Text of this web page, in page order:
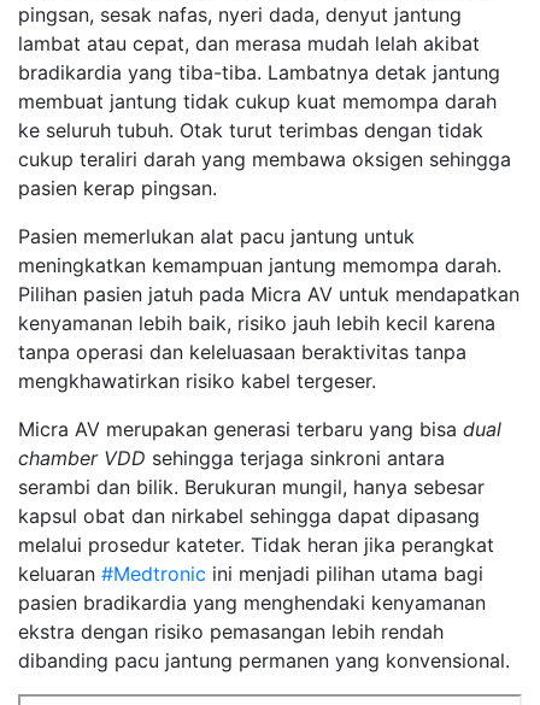
pingsan, sesak nafas, nyeri dada, denyut jantung
lambat atau cepat, dan merasa mudah lelah akibat
bradikardia yang tiba-tiba. Lambatnya detak jantung
membuat jantung tidak cukup kuat memompa darah
ke seluruh tubuh. Otak turut terimbas dengan tidak
cukup teraliri darah yang membawa oksigen sehingga
pasien kerap pingsan.
Pasien memerlukan alat pacu jantung untuk
meningkatkan kemampuan jantung memompa darah.
Pilihan pasien jatuh pada Micra AV untuk mendapatkan
kenyamanan lebih baik, risiko jauh lebih kecil karena
tanpa operasi dan keleluasaan beraktivitas tanpa
mengkhawatirkan risiko kabel tergeser.
Micra AV merupakan generasi terbaru yang bisa dual
chamber VDD sehingga terjaga sinkroni antara
serambi dan bilik. Berukuran mungil, hanya sebesar
kapsul obat dan nirkabel sehingga dapat dipasang
melalui prosedur kateter. Tidak heran jika perangkat
keluaran #Medtronic ini menjadi pilihan utama bagi
pasien bradikardia yang menghendaki kenyamanan
ekstra dengan risiko pemasangan lebih rendah
dibanding pacu jantung permanen yang konvensional.